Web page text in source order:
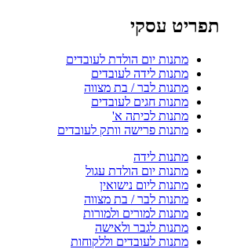
תפריט עסקי
מתנות יום הולדת לעובדים
מתנות לידה לעובדים
מתנות לבר / בת מצווה
מתנות חגים לעובדים
מתנות לכיתה א'
מתנות פרישה וותק לעובדים
מתנות לידה
מתנות יום הולדת עגול
מתנות ליום נישואין
מתנות לבר / בת מצווה
מתנות למורים ולמורות
מתנות לגבר ולאישה
מתנות לעובדים וללקוחות